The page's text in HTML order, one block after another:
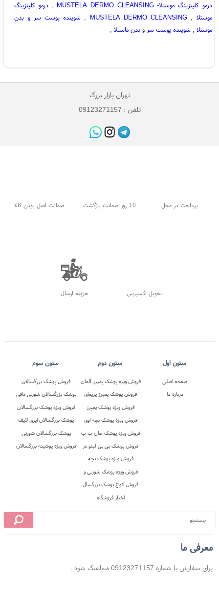
درمو کلینزینگ موستلا- MUSTELA DERMO CLEANSING
, درمو کلینزینگ
موستلا ,
MUSTELA DERMO CLEANSING
, شوینده پوست سر و بدن
موستلا ,شوینده پوست سر و بدن ماستلا ,
تهران بازار بزرگ
تلفن : 09123271157
معرفی ما
برای سفارش با شماره 09123271157 هماهنگ شود .